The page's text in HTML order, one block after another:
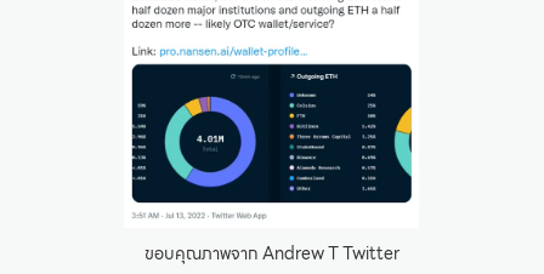
ขอบคุณภาพจาก Andrew T Twitter